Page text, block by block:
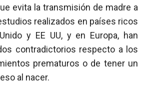
evita la transmisión de madre a
realizados en países ricos
y EE UU, y en Europa, han
contradictorios respecto a los
prematuros o de tener un
al nacer.